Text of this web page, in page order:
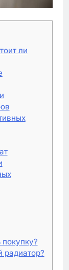
ли
покупку?
радиатор?